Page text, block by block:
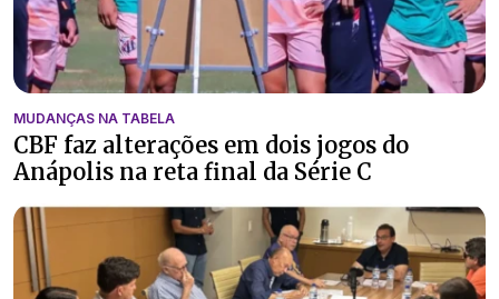
MUDANÇAS NA TABELA
CBF faz alterações em dois jogos do
Anápolis na reta final da Série C